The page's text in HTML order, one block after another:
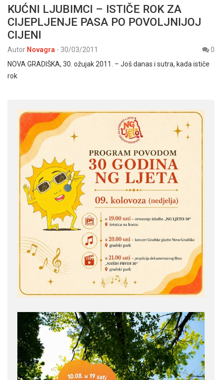
KUĆNI LJUBIMCI – ISTIČE ROK ZA
CIJEPLJENJE PASA PO POVOLJNIJOJ
CIJENI
Autor Novagra - 30/03/2011
0
NOVA GRADIŠKA, 30. ožujak 2011. – Još danas i sutra, kada ističe
rok